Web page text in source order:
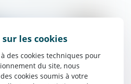
les cookies
des cookies techniques pour
du site, nous
cookies soumis à votre